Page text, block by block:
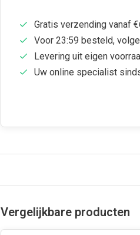
Gratis verzending vanaf
Voor 23:59 besteld,
Levering uit eigen
Uw online specialist
Vergelijkbare producten